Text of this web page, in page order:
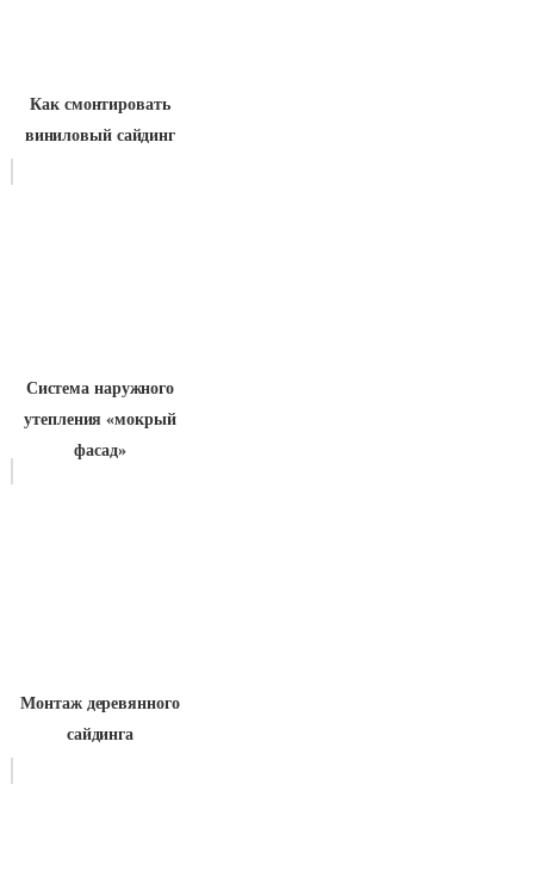
Как смонтировать
виниловый сайдинг
Система наружного
утепления «мокрый
фасад»
Монтаж деревянного
сайдинга